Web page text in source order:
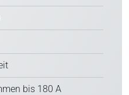
bis 180 A